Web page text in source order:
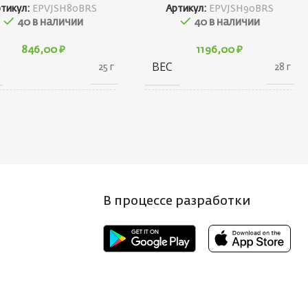
EPVJSH80BRS
40 в наличии
846,00 ₽
25 г
BRS
Артикул: EPVJSH90BRS
40 в наличии
1196,00₽
ВЕС 28 г
ВЕС ПРИМАНКИ
ЦВЕТ БЛЕСНЫ BRS
В процессе разработки